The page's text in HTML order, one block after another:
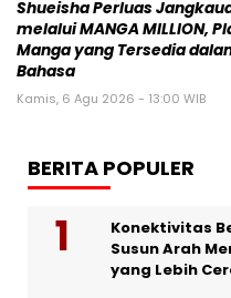
Shueisha Perluas
melalui MANGA MILLION,
Manga yang Tersedia
Bahasa
Kamis, 6 Agu 2026 - 13:00 WIB
BERITA POPULER
Konektivitas
Susun Arah
yang Lebih